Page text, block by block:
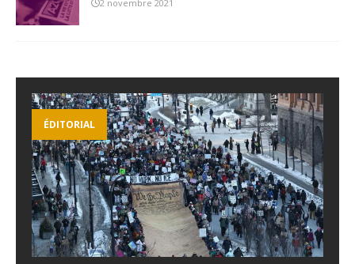
2 novembre 2021
ÉDITORIAL